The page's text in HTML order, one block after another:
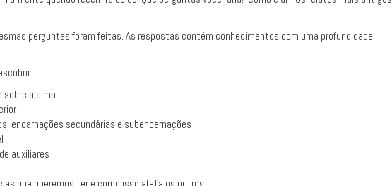
perguntas foram feitas. As respostas contém conhecimentos com uma profundidade
sobre a alma
encarnações secundárias e subencarnações
auxiliares